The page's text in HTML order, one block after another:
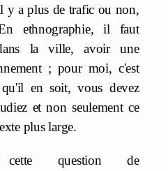
y a plus de trafic ou non,
ethnographie, il faut
la ville, avoir une
; pour moi, c'est
en soit, vous devez
et non seulement ce
plus large.
question de